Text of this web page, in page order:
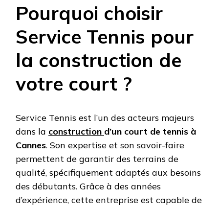
Pourquoi choisir
Service Tennis pour
la construction de
votre court ?
Service Tennis est l’un des acteurs majeurs
dans la construction d’un court de tennis à
Cannes. Son expertise et son savoir-faire
permettent de garantir des terrains de
qualité, spécifiquement adaptés aux besoins
des débutants. Grâce à des années
d’expérience, cette entreprise est capable de